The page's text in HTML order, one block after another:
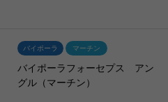
バイポーラ マーチン
バイポーラフォーセプス アン
グル（マーチン）